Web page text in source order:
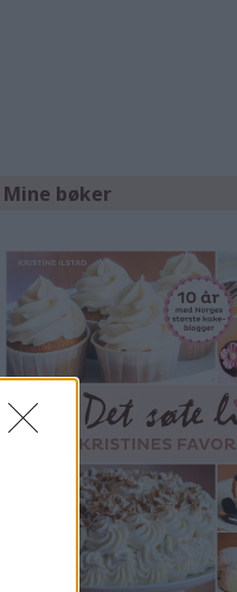
Mine bøker